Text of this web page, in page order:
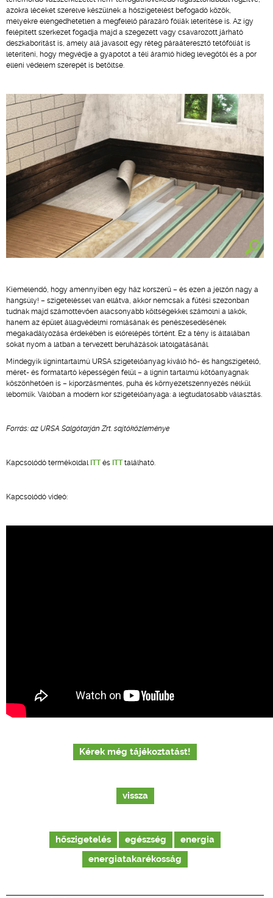
azokra léceket szerelve készülnek a hőszigetelést befogadó közök,
melyekre elengedhetetlen a megfelelő párazáró fóliák leterítése is. Az így
felépített szerkezet fogadja majd a szegezett vagy csavarozott járható
deszkaborítást is, amely alá javasolt egy réteg páraáteresztő tetőfóliát is
leteríteni, hogy megvédje a gyapotot a téli áramló hideg levegőtől és a por
elleni védelem szerepét is betöltse.
Kiemelendő, hogy amennyiben egy ház korszerű – és ezen a jelzőn nagy a
hangsúly! – szigeteléssel van ellátva, akkor nemcsak a fűtési szezonban
tudnak majd számottevően alacsonyabb költségekkel számolni a lakók,
hanem az épület állagvédelmi romlásának és penészesedésének
megakadályozása érdekében is előrelépés történt. Ez a tény is általában
sokat nyom a latban a tervezett beruházások latolgatásánál.
Mindegyik lignintartalmú URSA szigetelőanyag kiváló hő- és hangszigetelő,
méret- és formatartó képességén felül – a lignin tartalmú kötőanyagnak
köszönhetően is – kiporzásmentes, puha és környezetszennyezés nélkül
lebomlik. Valóban a modern kor szigetelőanyaga: a legtudatosabb választás.
Forrás: az URSA Salgótarján Zrt. sajtóközleménye
Kapcsolódó termékoldal ITTés ITTtalálható.
Kapcsolódó videó:
Kérek még tájékoztatást!
vissza
hőszigetelés egészség
energia
energiatakarékosság